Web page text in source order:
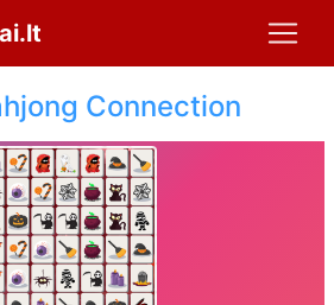
Connection